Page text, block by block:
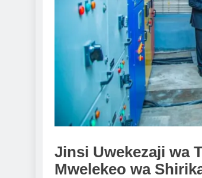
Jinsi Uwekezaji wa
Mwelekeo wa